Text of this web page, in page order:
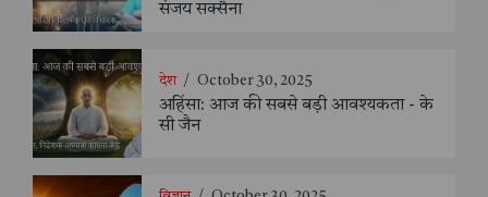
संजय सक्सैना
देश / October 30, 2025
अहिंसा: आज की सबसे बड़ी आवश्यकता - के
सी जैन